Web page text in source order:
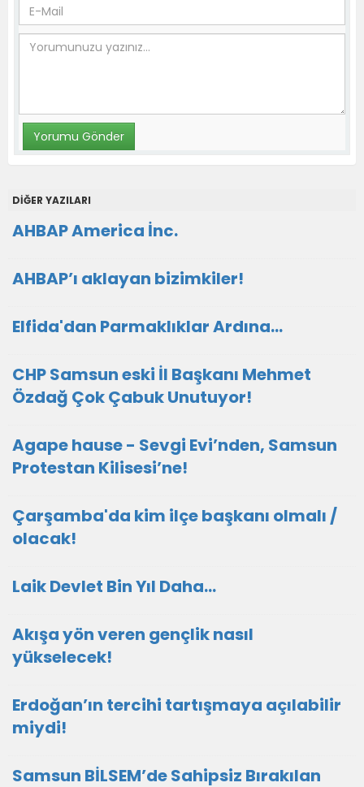
DİĞER YAZILARI
AHBAP America İnc.
AHBAP’ı aklayan bizimkiler!
Elfida'dan Parmaklıklar Ardına…
CHP Samsun eski İl Başkanı Mehmet
Özdağ Çok Çabuk Unutuyor!
Agape hause - Sevgi Evi’nden, Samsun
Protestan Kilisesi’ne!
Çarşamba'da kim ilçe başkanı olmalı /
olacak!
Laik Devlet Bin Yıl Daha…
Akışa yön veren gençlik nasıl
yükselecek!
Erdoğan’ın tercihi tartışmaya açılabilir
miydi!
Samsun BİLSEM’de Sahipsiz Bırakılan